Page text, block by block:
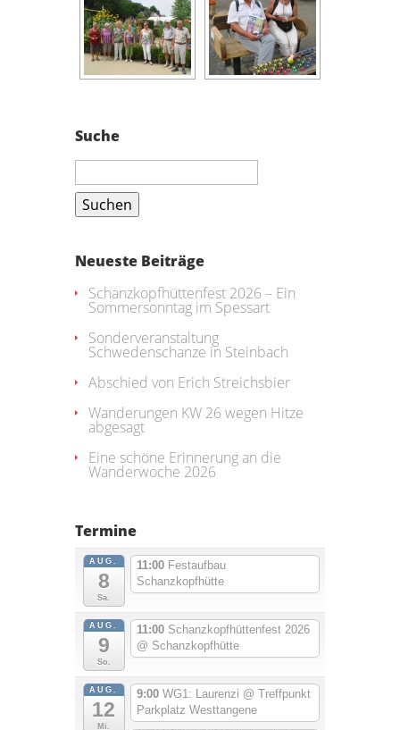
Suche
Suchen
Neueste Beiträge
Schanzkopfhüttenfest 2026 – Ein
Sommersonntag im Spessart
Sonderveranstaltung
Schwedenschanze in Steinbach
Abschied von Erich Streichsbier
Wanderungen KW 26 wegen Hitze
abgesagt
Eine schöne Erinnerung an die
Wanderwoche 2026
Termine
AUG.
8
Sa.
11:00 Festaufbau
Schanzkopfhütte
AUG.
9
So.
11:00 Schanzkopfhüttenfest 2026
@ Schanzkopfhütte
AUG.
12
Mi.
9:00 WG1: Laurenzi @ Treffpunkt
Parkplatz Westtangene